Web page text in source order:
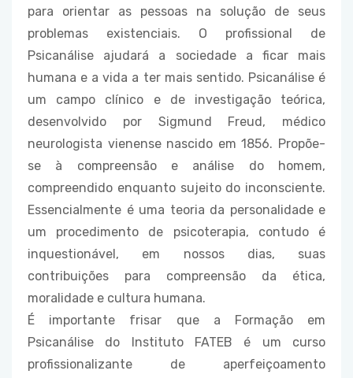
para orientar as pessoas na solução de seus
problemas existenciais. O profissional de
Psicanálise ajudará a sociedade a ficar mais
humana e a vida a ter mais sentido. Psicanálise é
um campo clínico e de investigação teórica,
desenvolvido por Sigmund Freud, médico
neurologista vienense nascido em 1856. Propõe-
se à compreensão e análise do homem,
compreendido enquanto sujeito do inconsciente.
Essencialmente é uma teoria da personalidade e
um procedimento de psicoterapia, contudo é
inquestionável, em nossos dias, suas
contribuições para compreensão da ética,
moralidade e cultura humana.
É importante frisar que a Formação em
Psicanálise do Instituto FATEB é um curso
profissionalizante de aperfeiçoamento